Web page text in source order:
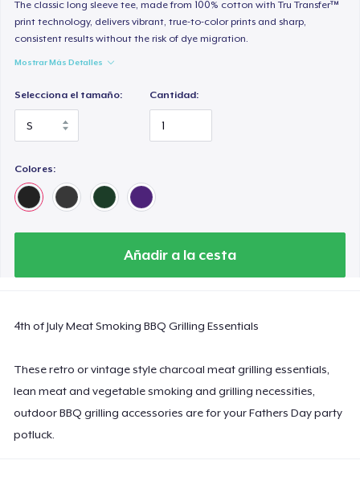
The classic long sleeve tee, made from 100% cotton with Tru Transfer™
print technology, delivers vibrant, true-to-color prints and sharp,
consistent results without the risk of dye migration.
Mostrar Más Detalles
Selecciona el tamaño: Cantidad:
Colores:
Añadir a la cesta
4th of July Meat Smoking BBQ Grilling Essentials
These retro or vintage style charcoal meat grilling essentials,
lean meat and vegetable smoking and grilling necessities,
outdoor BBQ grilling accessories are for your Fathers Day party
potluck.
Heavy Tee
44,99 US$
Tru transfer Printed Premium Tee
Tru Transfer Printed Classic Tee
24,99 US$
Classic Long Sleeve Tee
24,99 US$